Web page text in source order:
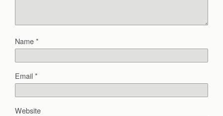
Name*
Email*
Website